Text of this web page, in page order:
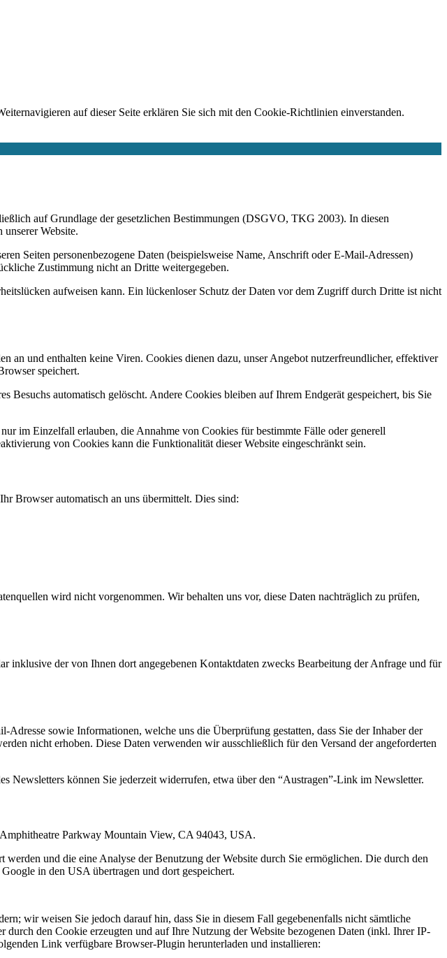
auf dieser Seite erklären Sie sich mit den Cookie-Richtlinien einverstanden.
auf Grundlage der gesetzlichen Bestimmungen (DSGVO, TKG 2003). In diesen
Website.
Seiten personenbezogene Daten (beispielsweise Name, Anschrift oder E-Mail-Adressen)
Zustimmung nicht an Dritte weitergegeben.
aufweisen kann. Ein lückenloser Schutz der Daten vor dem Zugriff durch Dritte ist nicht
an und enthalten keine Viren. Cookies dienen dazu, unser Angebot nutzerfreundlicher, effektiver
speichert.
Besuchs automatisch gelöscht. Andere Cookies bleiben auf Ihrem Endgerät gespeichert, bis Sie
im Einzelfall erlauben, die Annahme von Cookies für bestimmte Fälle oder generell
von Cookies kann die Funktionalität dieser Website eingeschränkt sein.
Browser automatisch an uns übermittelt. Dies sind:
wird nicht vorgenommen. Wir behalten uns vor, diese Daten nachträglich zu prüfen,
inklusive der von Ihnen dort angegebenen Kontaktdaten zwecks Bearbeitung der Anfrage und für
sowie Informationen, welche uns die Überprüfung gestatten, dass Sie der Inhaber der
nicht erhoben. Diese Daten verwenden wir ausschließlich für den Versand der angeforderten
können Sie jederzeit widerrufen, etwa über den “Austragen”-Link im Newsletter.
Parkway Mountain View, CA 94043, USA.
und die eine Analyse der Benutzung der Website durch Sie ermöglichen. Die durch den
in den USA übertragen und dort gespeichert.
wir weisen Sie jedoch darauf hin, dass Sie in diesem Fall gegebenenfalls nicht sämtliche
den Cookie erzeugten und auf Ihre Nutzung der Website bezogenen Daten (inkl. Ihrer IP-
Link verfügbare Browser-Plugin herunterladen und installieren: